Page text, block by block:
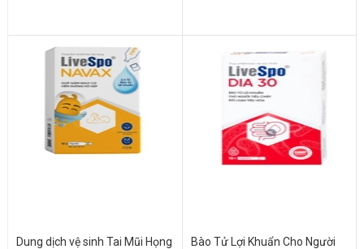
Dung dịch vệ sinh Tai Mũi Họng
Bào Tử Lợi Khuẩn Cho Người